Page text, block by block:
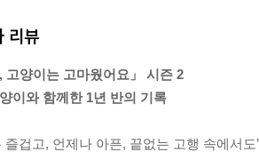
리뷰
, 고양이는 고마웠어요」 시즌 2
이와 함께한 1년 반의 기록
즐겁고, 언제나 아픈, 끝없는 고행 속에서도’